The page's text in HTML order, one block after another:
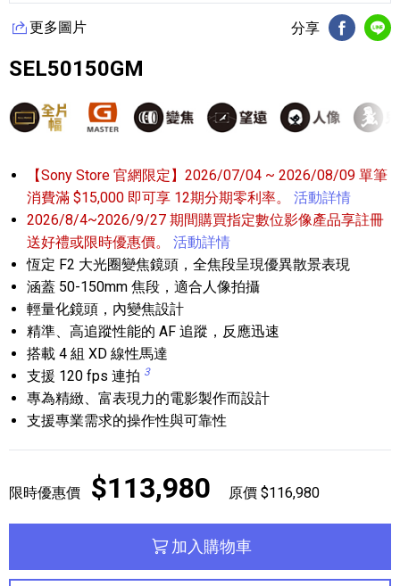
更多圖片 分享
FB分享
SEL50150GM
【Sony Store 官網限定】2026/07/04 ~ 2026/08/09 單筆
消費滿 $15,000 即可享 12期分期零利率。
活動詳情
2026/8/4~2026/9/27 期間購買指定數位影像產品享註冊
送好禮或限時優惠價。
活動詳情
恆定 F2 大光圈變焦鏡頭，全焦段呈現優異散景表現
涵蓋 50-150mm 焦段，適合人像拍攝
輕量化鏡頭，內變焦設計
精準、高追蹤性能的 AF 追蹤，反應迅速
搭載 4 組 XD 線性馬達
支援 120 fps 連拍 3
專為精緻、富表現力的電影製作而設計
支援專業需求的操作性與可靠性
限時優惠價 $113,980 原價 $116,980
加入購物車